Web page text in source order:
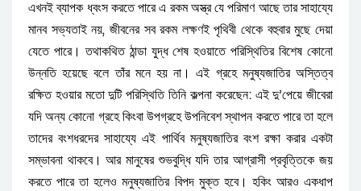
এখনই ব্যাপক ধ্বংস করতে পারে এ রকম অস্ত্র যে পরিমাণ আছে তার সাহায্যে
মানব সভ্যতাই নয়, জীবনের সব রকম লক্ষণই পৃথিবী থেকে বহুবার মুছে দেয়া
যেতে পারে। তথাকথিত ঠান্ডা যুদ্ধ শেষ হওয়াতে পরিস্থিতির বিশেষ কোনো
উন্নতি হয়েছে বলে তাঁর মনে হয় না । এই গ্রহে মনুষ্যজাতির অস্তিত্ব
রক্ষিত হওয়ার মতো দুটি পরিস্থিতি তিনি কল্পনা করেছেন: এই দু’পেয়ে জীবেরা
যদি অন্য কোনো গ্রহে কিংবা উপগ্রহে উপনিবেশ স্থাপন করতে পারে তা হলে
তাদের বংশধরদের সাহায্যে এই পার্থিব মনুষ্যজাতির বংশ রক্ষা করার একটা
সম্ভাবনা থাকবে। আর মানুষের শুভবুদ্ধি যদি তার আগ্রাসী প্রবৃত্তিকে জয়
করতে পারে তা হলেও মনুষ্যজাতির বিপদ মুক্ত হবে। হকিং আরও একধাপ